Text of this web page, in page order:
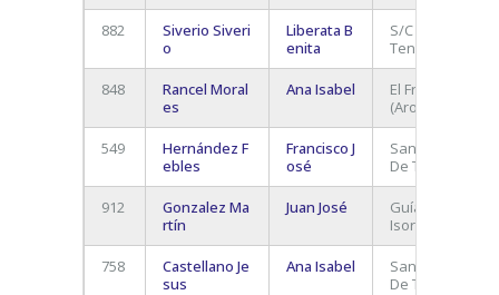
882
Siverio Siveri
o
Liberata B
enita
S/C de
Tenerife
848
Rancel Moral
es
Ana Isabel
El Fraile
(Arona)
549
Hernández F
ebles
Francisco J
osé
Santa Cruz
De Tenerife
912
Gonzalez Ma
rtín
Juan José
Guía de
Isora
758
Castellano Je
sus
Ana Isabel
Santa Cruz
De Tenerife